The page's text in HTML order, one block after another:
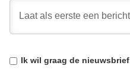
Ik wil graag de nieuwsbrief